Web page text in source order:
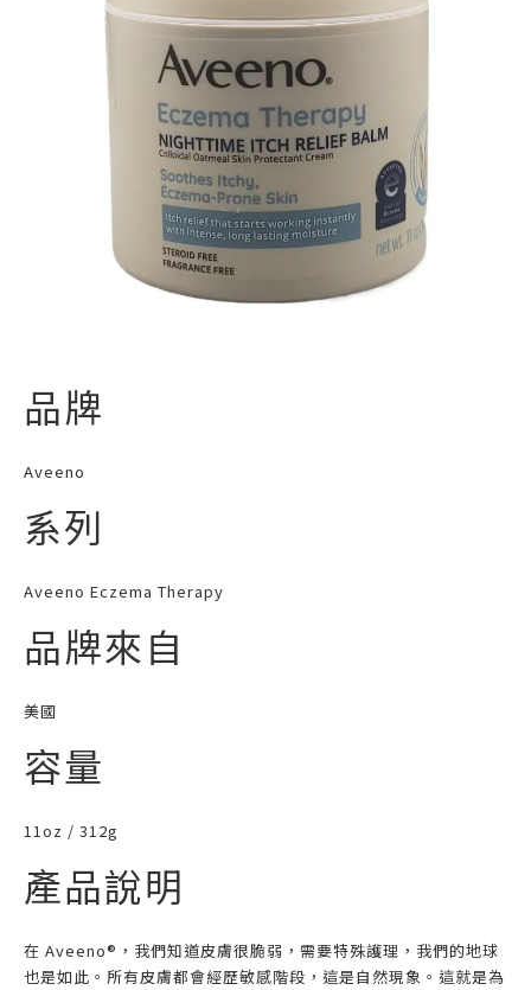
品牌
Aveeno
系列
Aveeno Eczema Therapy
品牌來自
美國
容量
11oz / 312g
產品說明
在 Aveeno®，我們知道皮膚很脆弱，需要特殊護理，我們的地球
也是如此。所有皮膚都會經歷敏感階段，這是自然現象。這就是為